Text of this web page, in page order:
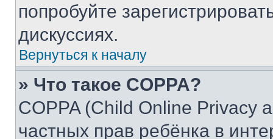
попробуйте
дискуссиях.
Вернуться к началу
» Что такое COPPA?
COPPA (Child Online Privacy
частных прав ребёнка в